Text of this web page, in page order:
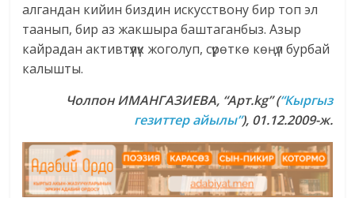
алгандан кийин биздин искусствону бир топ эл
таанып, бир аз жакшыра баштаганбыз. Азыр
кайрадан активтүүлүк жоголуп, сүрөткө көңүл бурбай
калышты.
Чолпон ИМАНГАЗИЕВА, “Арт.kg”(“Кыргыз
гезиттер айылы”), 01.12.2009-ж.